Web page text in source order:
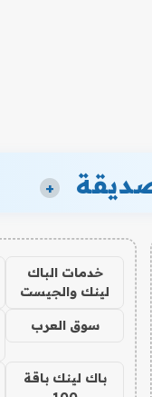
+
خدمات الباك
لينك والجيست
سوق العرب
باك لينك باقة